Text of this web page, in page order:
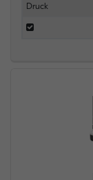
Druck